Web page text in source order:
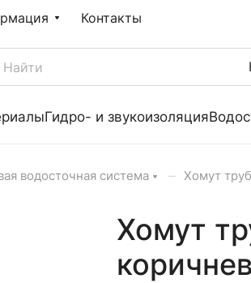
Контакты
Гидро- и звукоизоляция
водосточная система – Хомут
Хомут